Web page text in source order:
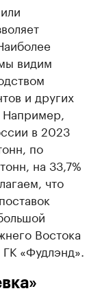
видим
и других
в 2023
по
на 33,7%
что
Востока
«Фудлэнд».